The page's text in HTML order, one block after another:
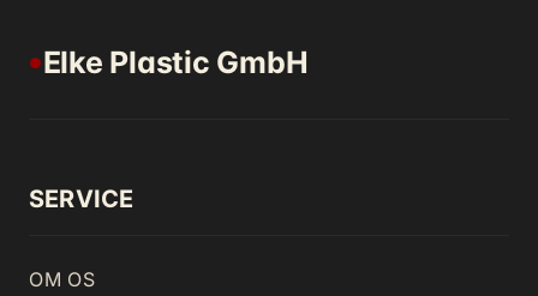
● Elke Plastic GmbH
SERVICE
OM OS